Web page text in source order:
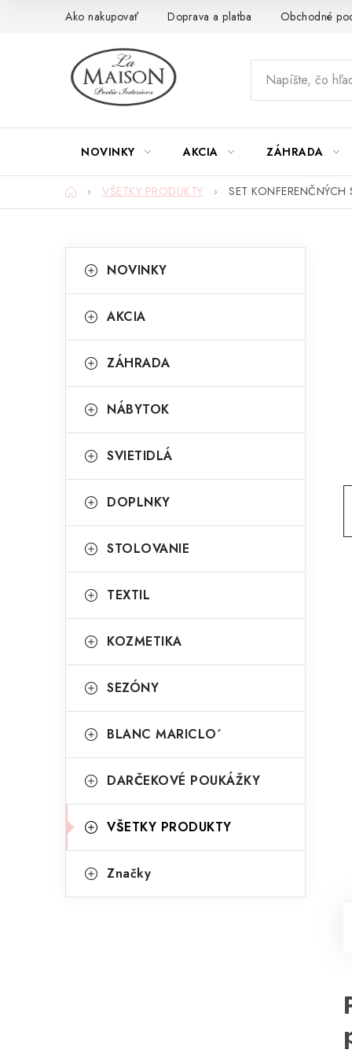
Ako nakupovať Doprava a platba Obchodné
NOVINKY AKCIA ZÁHRADA
DomovVŠETKY PRODUKTY SET
o
n
ý
a
n
l
kategórie
a
e
ó
i
NOVINKY
AKCIA
ZÁHRADA
NÁBYTOK
SVIETIDLÁ
DOPLNKY
STOLOVANIE
TEXTIL
KOZMETIKA
SEZÓNY
BLANC MARICLO´
DARČEKOVÉ POUKÁŽKY
VŠETKY PRODUKTY
Značky